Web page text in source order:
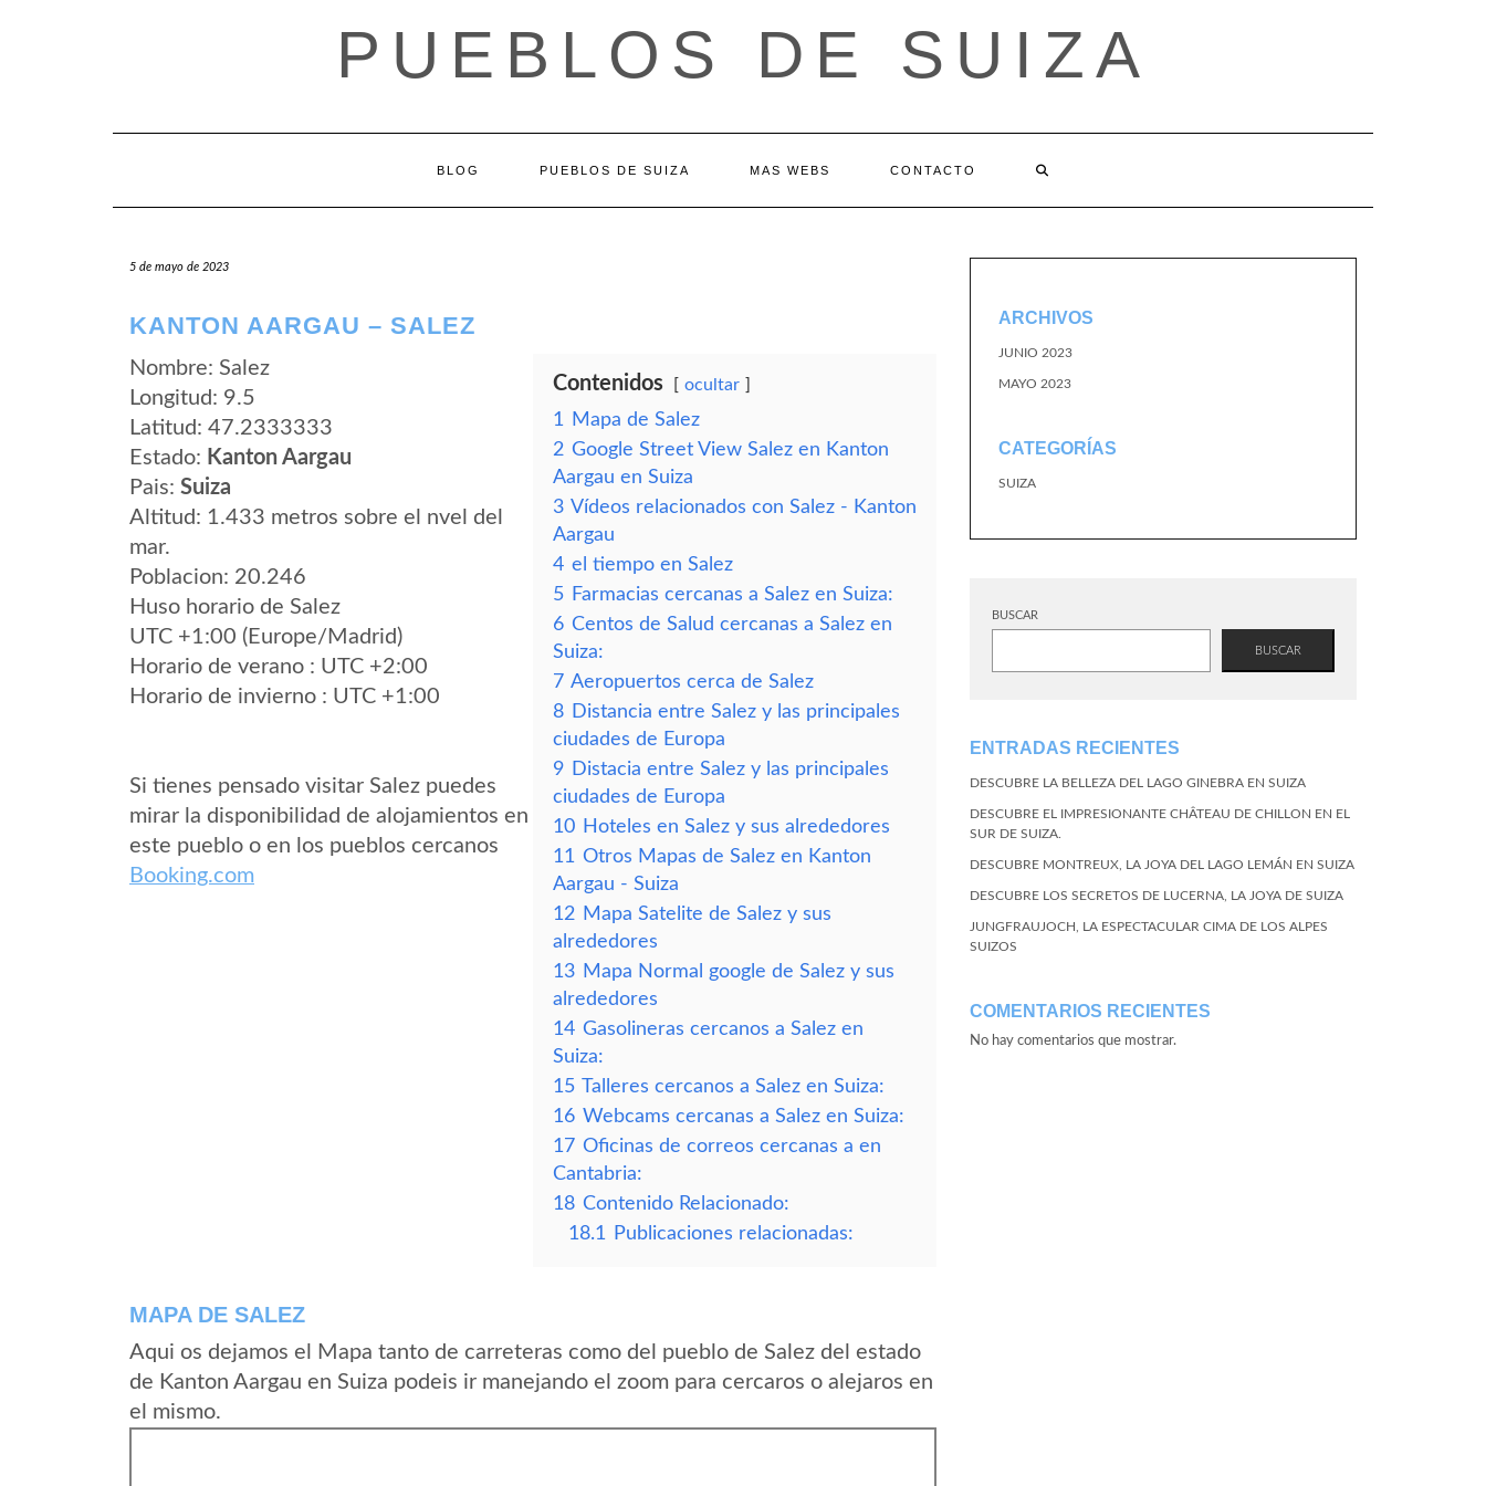
PUEBLOS DE SUIZA
BLOG PUEBLOS DE SUIZA MAS WEBS CONTACTO
5 de mayo de 2023
KANTON AARGAU – SALEZ
Nombre: Salez
Longitud: 9.5
Latitud: 47.2333333
Estado: Kanton Aargau
Pais: Suiza
Altitud: 1.433 metros sobre el nvel del
mar.
Poblacion: 20.246
Huso horario de Salez
UTC +1:00 (Europe/Madrid)
Horario de verano : UTC +2:00
Horario de invierno : UTC +1:00
Si tienes pensado visitar Salez puedes
mirar la disponibilidad de alojamientos en
este pueblo o en los pueblos cercanos
Booking.com
Contenidos ocultar
1
Mapa de Salez
2 Google Street View Salez en Kanton
Aargau en Suiza
3 Vídeos relacionados con Salez - Kanton
Aargau
4 el tiempo en Salez
5 Farmacias cercanas a Salez en Suiza:
6 Centos de Salud cercanas a Salez en
Suiza:
7 Aeropuertos cerca de Salez
8 Distancia entre Salez y las principales
ciudades de Europa
9 Distacia entre Salez y las principales
ciudades de Europa
10 Hoteles en Salez y sus alrededores
11 Otros Mapas de Salez en Kanton
Aargau - Suiza
12 Mapa Satelite de Salez y sus
alrededores
13 Mapa Normal google de Salez y sus
alrededores
14 Gasolineras cercanos a Salez en
Suiza:
15 Talleres cercanos a Salez en Suiza:
16 Webcams cercanas a Salez en Suiza:
17 Oficinas de correos cercanas a en
Cantabria:
18 Contenido Relacionado:
18.1
Publicaciones relacionadas:
MAPA DE SALEZ
Aqui os dejamos el Mapa tanto de carreteras como del pueblo de Salez del estado
de Kanton Aargau en Suiza podeis ir manejando el zoom para cercaros o alejaros en
el mismo.
ARCHIVOS
JUNIO 2023
MAYO 2023
CATEGORÍAS
SUIZA
BUSCAR
BUSCAR
ENTRADAS RECIENTES
DESCUBRE LA BELLEZA DEL LAGO GINEBRA EN SUIZA
DESCUBRE EL IMPRESIONANTE CHÂTEAU DE CHILLON EN EL
SUR DE SUIZA.
DESCUBRE MONTREUX, LA JOYA DEL LAGO LEMÁN EN SUIZA
DESCUBRE LOS SECRETOS DE LUCERNA, LA JOYA DE SUIZA
JUNGFRAUJOCH, LA ESPECTACULAR CIMA DE LOS ALPES
SUIZOS
COMENTARIOS RECIENTES
No hay comentarios que mostrar.